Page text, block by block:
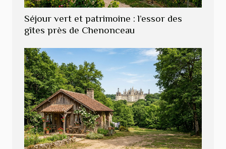
Séjour vert et patrimoine : l’essor des
gîtes près de Chenonceau